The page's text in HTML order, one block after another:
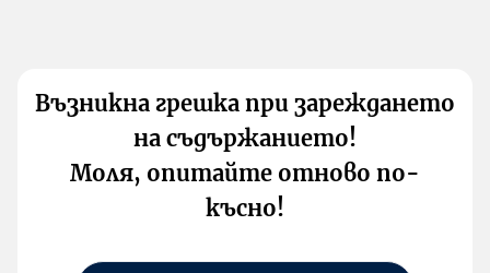
Възникна грешка при зареждането
на съдържанието!
Моля, опитайте отново по-
късно!